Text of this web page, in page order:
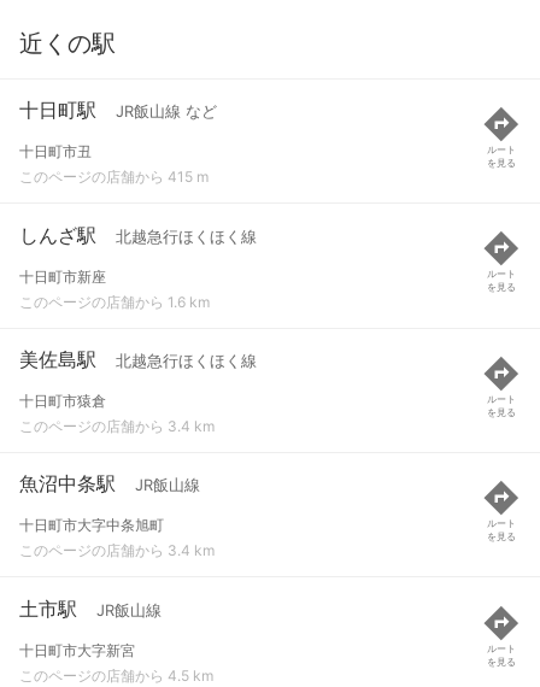
近くの駅
十日町駅 JR飯山線 など
十日町市丑
このページの店舗から 415 m
ルート
を見る
しんざ駅 北越急行ほくほく線
十日町市新座
このページの店舗から 1.6 km
ルート
を見る
美佐島駅 北越急行ほくほく線
十日町市猿倉
このページの店舗から 3.4 km
ルート
を見る
魚沼中条駅 JR飯山線
十日町市大字中条旭町
このページの店舗から 3.4 km
ルート
を見る
土市駅 JR飯山線
十日町市大字新宮
このページの店舗から 4.5 km
ルート
を見る